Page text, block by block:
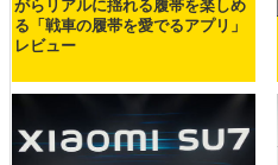
がらリアルに揺れる履帯を楽しめ
る「戦車の履帯を愛でるアプリ」
レビュー